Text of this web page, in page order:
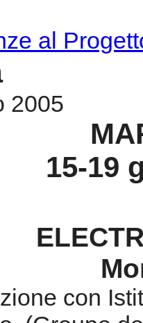
al
2005
15-19
con